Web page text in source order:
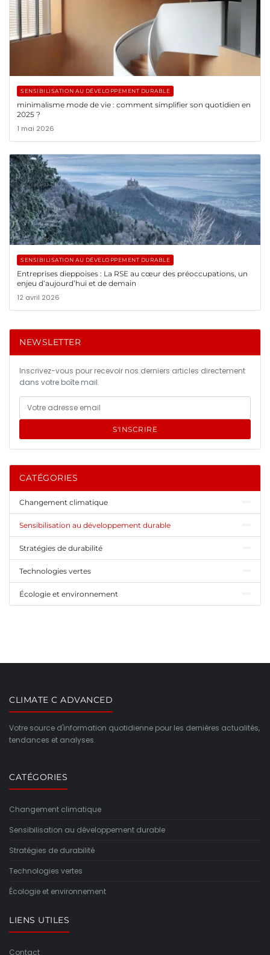
SENSIBILISATION AU DÉVELOPPEMENT DURABLE
minimalisme mode de vie : comment simplifier son quotidien en
2025 ?
1 mai 2026
SENSIBILISATION AU DÉVELOPPEMENT DURABLE
Entreprises dieppoises : La RSE au cœur des préoccupations, un
enjeu d’aujourd’hui et de demain
12 avril 2026
NEWSLETTER
Inscrivez-vous pour recevoir nos derniers articles directement
dans votre boîte mail.
S'INSCRIRE
CATÉGORIES
Changement climatique
Sensibilisation au développement durable
Stratégies de durabilité
Technologies vertes
Écologie et environnement
CLIMATE C ADVANCED
Votre source d'information quotidienne pour les dernières actualités,
tendances et analyses.
CATÉGORIES
Changement climatique
Sensibilisation au développement durable
Stratégies de durabilité
Technologies vertes
Écologie et environnement
LIENS UTILES
Contact